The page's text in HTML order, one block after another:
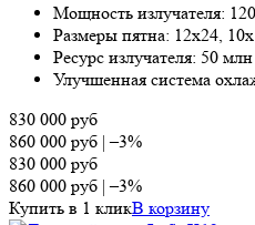
Мощность излучателя:
Размеры пятна: 12х24,
Ресурс излучателя: 50
Улучшенная система
830 000 руб
860 000 руб |–3%
830 000 руб
860 000 руб |–3%
Купить в 1 кликВ корзину